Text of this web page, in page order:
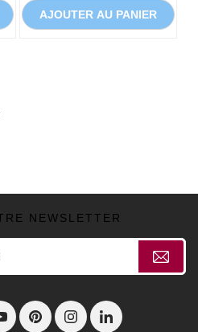
AJOUTER AU PANIER
NEWSLETTER